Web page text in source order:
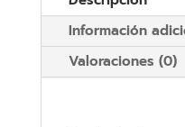
Información
Valoraciones (0)